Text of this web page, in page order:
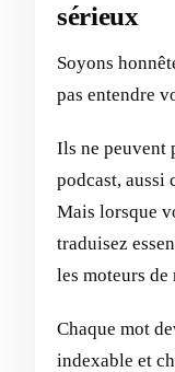
sérieux
Soyons
pas entendre
Ils ne peuvent
podcast, aussi
Mais lorsque
traduisez
les moteurs de
Chaque mot
indexable et